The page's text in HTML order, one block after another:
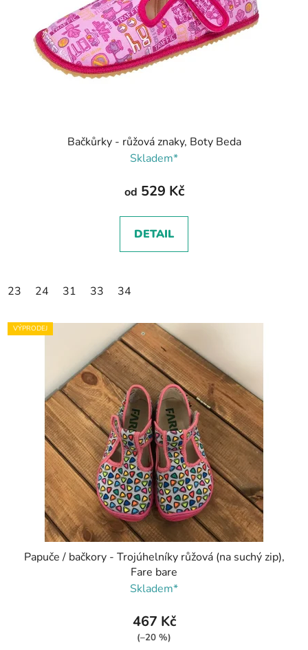
Bačkůrky - růžová znaky, Boty Beda
Skladem*
od 529 Kč
DETAIL
23 24 31 33 34
VÝPRODEJ
Papuče / bačkory - Trojúhelníky růžová (na suchý zip),
Fare bare
Skladem*
467 Kč
(–20 %)